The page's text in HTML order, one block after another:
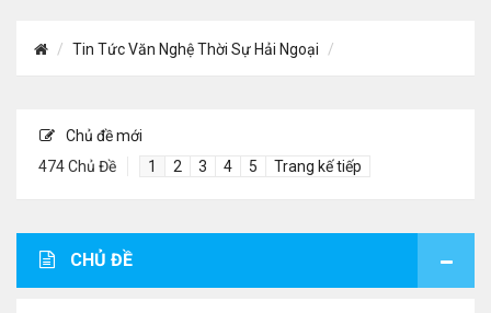
Tin Tức Văn Nghệ Thời Sự Hải Ngoại
Chủ đề mới
474 Chủ Đề
1 2 3 4 5 Trang kế tiếp
CHỦ ĐỀ